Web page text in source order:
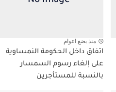
منذ بضع اعوام
اتفاق داخل الحكومة النمساوية
على إلغاء رسوم السمسار
بالنسبة للمستأجرين